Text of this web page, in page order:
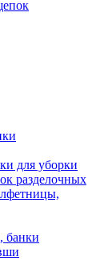
для уборки
разделочных
банки